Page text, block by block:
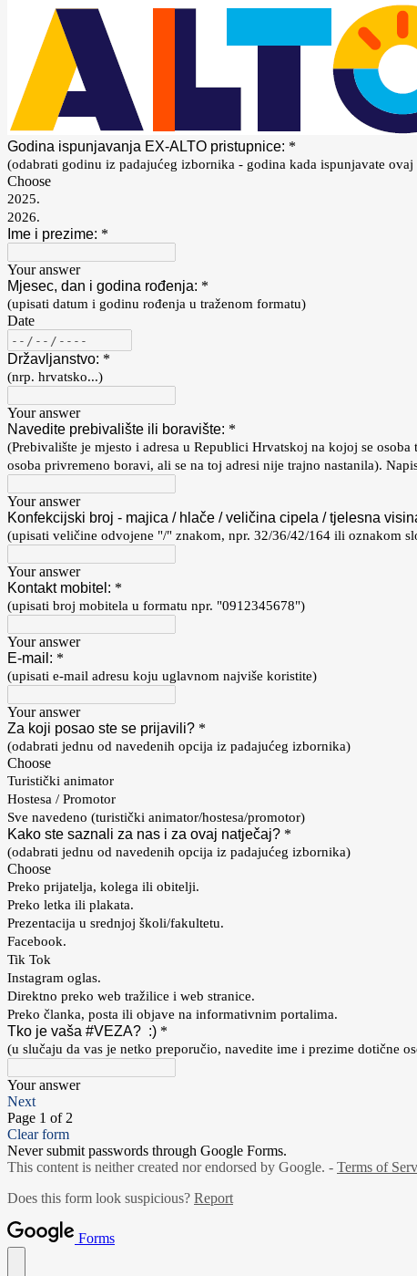
Godina ispunjavanja EX-ALTO pristupnice: *
(odabrati godinu iz padajućeg izbornika - godina kada ispunjavate
Choose
2025.
2026.
Ime i prezime: *
Your answer
Mjesec, dan i godina rođenja: *
(upisati datum i godinu rođenja u traženom formatu)
Date
Državljanstvo: *
(nrp. hrvatsko...)
Your answer
Navedite prebivalište ili boravište: *
(Prebivalište je mjesto i adresa u Republici Hrvatskoj na kojoj se
osoba privremeno boravi, ali se na toj adresi nije trajno nastanila).
Your answer
Konfekcijski broj - majica / hlače / veličina cipela / tjelesna
(upisati veličine odvojene "/" znakom, npr. 32/36/42/164 ili oznakom
Your answer
Kontakt mobitel: *
(upisati broj mobitela u formatu npr. "0912345678")
Your answer
E-mail: *
(upisati e-mail adresu koju uglavnom najviše koristite)
Your answer
Za koji posao ste se prijavili? *
(odabrati jednu od navedenih opcija iz padajućeg izbornika)
Choose
Turistički animator
Hostesa / Promotor
Sve navedeno (turistički animator/hostesa/promotor)
Kako ste saznali za nas i za ovaj natječaj? *
(odabrati jednu od navedenih opcija iz padajućeg izbornika)
Choose
Preko prijatelja, kolega ili obitelji.
Preko letka ili plakata.
Prezentacija u srednjoj školi/fakultetu.
Facebook.
Tik Tok
Instagram oglas.
Direktno preko web tražilice i web stranice.
Preko članka, posta ili objave na informativnim portalima.
Tko je vaša #VEZA? :) *
(u slučaju da vas je netko preporučio, navedite ime i prezime dotične
Your answer
Next
Page 1 of 2
Clear form
Never submit passwords through Google Forms.
This content is neither created nor endorsed by Google. - Terms of
Does this form look suspicious? Report
Forms